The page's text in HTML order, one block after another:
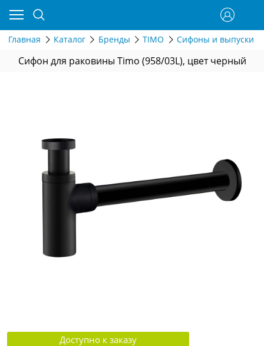
Главная Каталог Бренды TIMO Сифоны и выпуски
Сифон для раковины Timo (958/03L), цвет черный
Доступно к заказу